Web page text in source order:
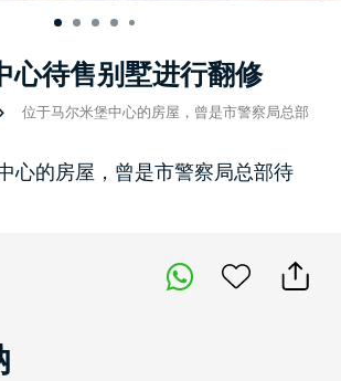
心待售别墅进行翻修
位于马尔米堡中心的房屋，曾是市警察局总部
心的房屋，曾是市警察局总部待